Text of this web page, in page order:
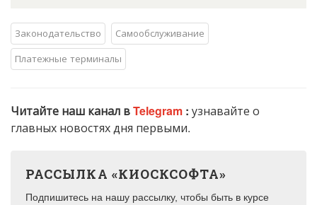
Законодательство
Самообслуживание
Платежные терминалы
Читайте наш канал вTelegram : узнавайте о
главных новостях дня первыми.
РАССЫЛКА «КИОСКСОФТА»
Подпишитесь на нашу рассылку, чтобы быть в курсе